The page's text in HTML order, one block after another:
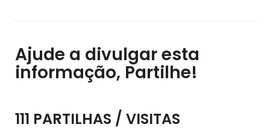
Ajude a divulgar esta
informação, Partilhe!
111 PARTILHAS / VISITAS